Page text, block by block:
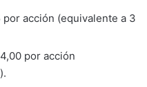
por acción (equivalente a 3
por acción